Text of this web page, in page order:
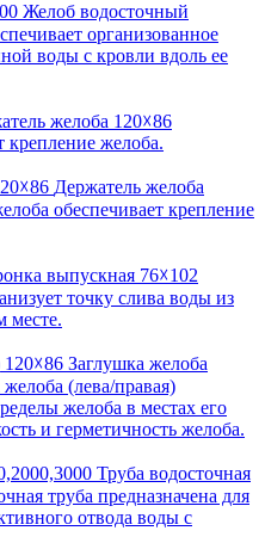
Желоб водосточный
организованное
воды с кровли вдоль ее
желоба 120☓86
крепление желоба.
Держатель желоба
обеспечивает крепление
выпускная 76☓102
точку слива воды из
месте.
120☓86 Заглушка желоба
(лева/правая)
желоба в местах его
и герметичность желоба.
Труба водосточная
труба предназначена для
отвода воды с